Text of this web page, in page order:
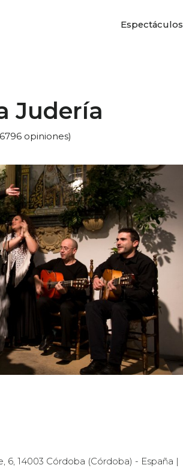
Espectáculos
Judería
opiniones)
6, 14003 Córdoba (Córdoba) - España |